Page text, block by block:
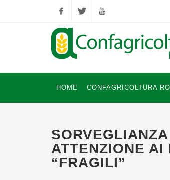
FacebookTwitter YouTube
HOME CONFAGRICOLTURA
ATTENZIONE AI
“FRAGILI”